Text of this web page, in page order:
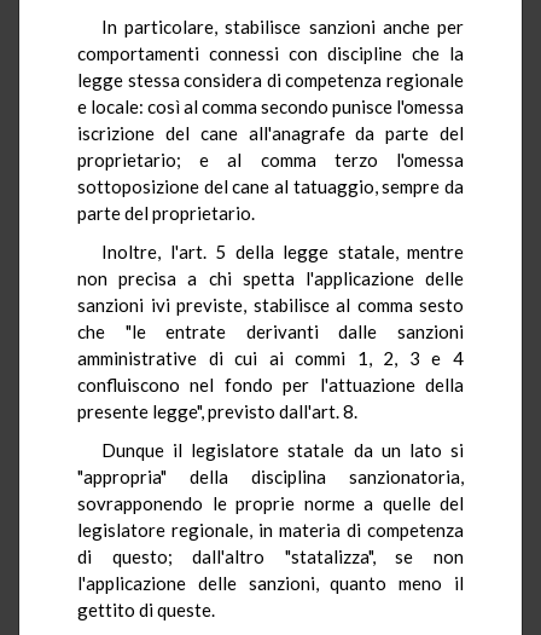
In particolare, stabilisce sanzioni anche per
comportamenti connessi con discipline che la
legge stessa considera di competenza regionale
e locale: così al comma secondo punisce l'omessa
iscrizione del cane all'anagrafe da parte del
proprietario; e al comma terzo l'omessa
sottoposizione del cane al tatuaggio, sempre da
parte del proprietario.
Inoltre, l'art. 5 della legge statale, mentre
non precisa a chi spetta l'applicazione delle
sanzioni ivi previste, stabilisce al comma sesto
che "le entrate derivanti dalle sanzioni
amministrative di cui ai commi 1, 2, 3 e 4
confluiscono nel fondo per l'attuazione della
presente legge", previsto dall'art. 8.
Dunque il legislatore statale da un lato si
"appropria" della disciplina sanzionatoria,
sovrapponendo le proprie norme a quelle del
legislatore regionale, in materia di competenza
di questo; dall'altro "statalizza", se non
l'applicazione delle sanzioni, quanto meno il
gettito di queste.